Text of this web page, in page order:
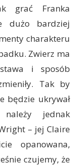
grać Franka
dużo bardziej
charakteru
Zwierz ma
i sposób
Tak by
będzie ukrywał
jednak
– jej Claire
opanowana,
czujemy, że